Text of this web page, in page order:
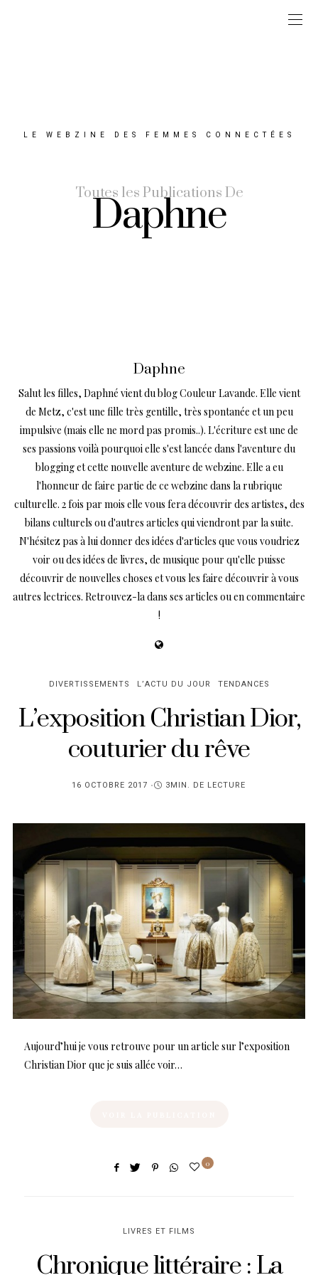
LE WEBZINE DES FEMMES CONNECTÉES
Toutes les Publications De
Daphne
Daphne
Salut les filles, Daphné vient du blog Couleur Lavande. Elle vient
de Metz, c'est une fille très gentille, très spontanée et un peu
impulsive (mais elle ne mord pas promis..). L'écriture est une de
ses passions voilà pourquoi elle s'est lancée dans l'aventure du
blogging et cette nouvelle aventure de webzine. Elle a eu
l'honneur de faire partie de ce webzine dans la rubrique
culturelle. 2 fois par mois elle vous fera découvrir des artistes, des
bilans culturels ou d'autres articles qui viendront par la suite.
N'hésitez pas à lui donner des idées d'articles que vous voudriez
voir ou des idées de livres, de musique pour qu'elle puisse
découvrir de nouvelles choses et vous les faire découvrir à vous
autres lectrices. Retrouvez-la dans ses articles ou en commentaire
!
DIVERTISSEMENTS L’ACTU DU JOUR TENDANCES
L’exposition Christian Dior,
couturier du rêve
PUBLIÉ
16 OCTOBRE 2017 3MIN. DE LECTURE
Aujourd’hui je vous retrouve pour un article sur l’exposition
Christian Dior que je suis allée voir…
0
LIVRES ET FILMS
Chronique littéraire : La